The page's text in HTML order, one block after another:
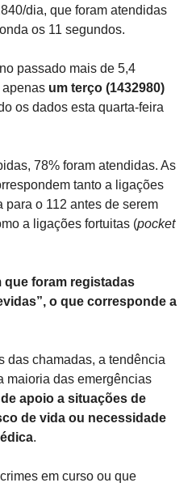
dia, que foram atendidas
os 11 segundos.
passado mais de 5,4
apenas um terço (1432980)
os dados esta quarta-feira
78% foram atendidas. As
tanto a ligações
o 112 antes de serem
a ligações fortuitas (pocket
que foram registadas
o que corresponde a
das chamadas, a tendência
maioria das emergências
apoio a situações de
de vida ou necessidade
.
em curso ou que